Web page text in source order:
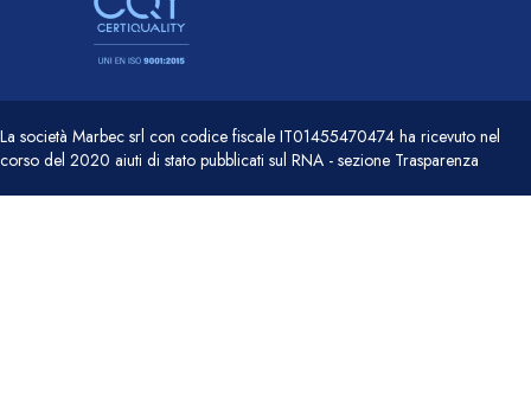
La società Marbec srl con codice fiscale IT01455470474 ha ricevuto nel
corso del 2020 aiuti di stato pubblicati sul RNA - sezione Trasparenza